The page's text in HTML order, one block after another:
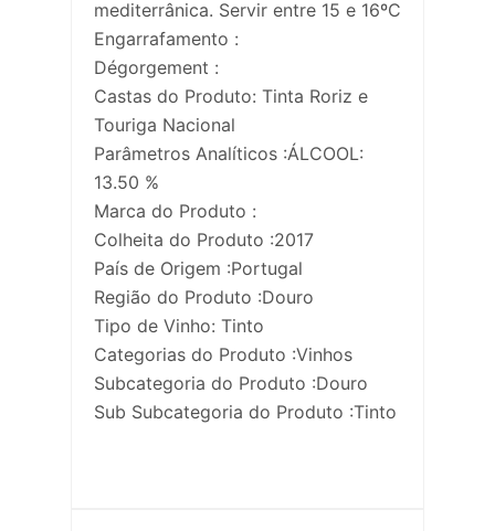
mediterrânica. Servir entre 15 e 16ºC
Engarrafamento :
Dégorgement :
Castas do Produto: Tinta Roriz e
Touriga Nacional
Parâmetros Analíticos :ÁLCOOL:
13.50 %
Marca do Produto :
Colheita do Produto :2017
País de Origem :Portugal
Região do Produto :Douro
Tipo de Vinho: Tinto
Categorias do Produto :Vinhos
Subcategoria do Produto :Douro
Sub Subcategoria do Produto :Tinto